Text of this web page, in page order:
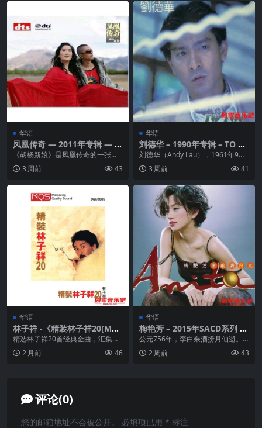
华语
凤凰传奇 — 2011年专辑 — 胡
杨新娘 flac
《胡杨新娘》是凤凰传奇的一张专
辑，这个组合以其独特的音乐风格
和深入人心的歌曲而闻...
3 周前 43
华语
刘德华 – 1990年专辑 – TO Y
OU – Flac
刘德华（Andy Lau），1961年9月
27日出生于中国香港，华语影视男
演员、...
3 周前 41
华语
林子祥 -《精装林子祥20[MQ
S]》FLAC 24bit 96kHz
精选林子祥20首经典金曲，汇集他
多年来的音乐精髓。这张专辑以MQ
S高品质音源呈现...
2 月前 46
华语
梅艳芳 – 2015年SACD系列 –
床前明月光 Dsf
公元756年，李白乘酒捞月仙逝。
遗下一首诗 一坛酒，随时光消逝无
痕。传说，将这首...
2 周前 43
评论(0)
您的邮箱地址不会被公开。 必填项已用 * 标注